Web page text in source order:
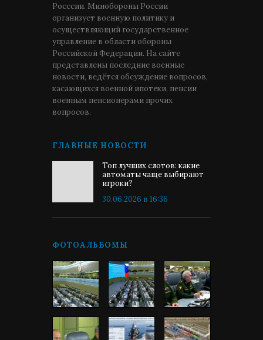
Росссии. Минобороны России
организует военную политику и
осуществляющий государственное
управление в области обороны
Российской Федерации. На сайте
представлены последние военные
новости, ведётся обсуждение вопросов,
касающихся военной ипотеки, пенсии
военным пенсионерами прочих
вопросов.
ГЛАВНЫЕ НОВОСТИ
Топ лучших слотов: какие
автоматы чаще выбирают
игроки?
30.06.2026 в 16:36
ФОТОАЛЬБОМЫ